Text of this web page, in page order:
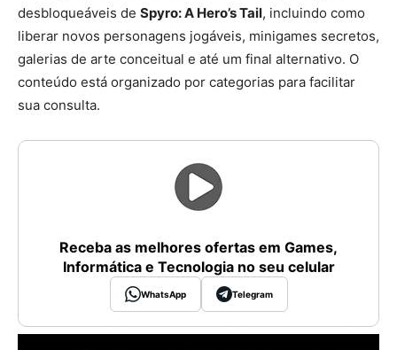
desbloqueáveis de Spyro: A Hero’s Tail, incluindo como
liberar novos personagens jogáveis, minigames secretos,
galerias de arte conceitual e até um final alternativo. O
conteúdo está organizado por categorias para facilitar
sua consulta.
Receba as melhores ofertas em Games,
Informática e Tecnologia no seu celular
WhatsApp Telegram